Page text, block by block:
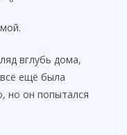
вглубь дома,
ещё была
но он попытался